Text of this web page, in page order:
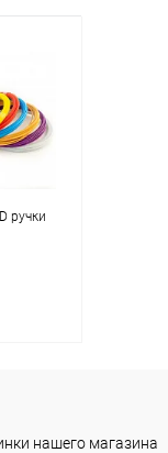
ручки
нашего магазина